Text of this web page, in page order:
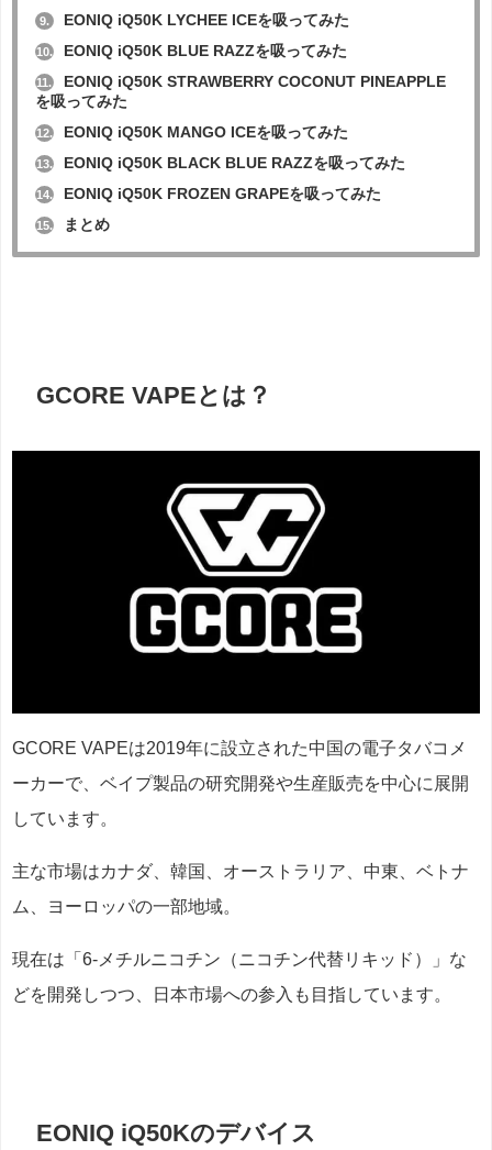
9. EONIQ iQ50K LYCHEE ICEを吸ってみた
10. EONIQ iQ50K BLUE RAZZを吸ってみた
11.
EONIQ iQ50K STRAWBERRY COCONUT PINEAPPLE
を吸ってみた
12. EONIQ iQ50K MANGO ICEを吸ってみた
13. EONIQ iQ50K BLACK BLUE RAZZを吸ってみた
14. EONIQ iQ50K FROZEN GRAPEを吸ってみた
15. まとめ
GCORE VAPEとは？
GCORE VAPEは2019年に設立された中国の電子タバコメ
ーカーで、ベイプ製品の研究開発や生産販売を中心に展開
しています。
主な市場はカナダ、韓国、オーストラリア、中東、ベトナ
ム、ヨーロッパの一部地域。
現在は「6-メチルニコチン（ニコチン代替リキッド）」な
どを開発しつつ、日本市場への参入も目指しています。
EONIQ iQ50Kのデバイス